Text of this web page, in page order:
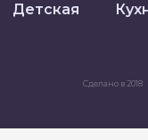
Детская
Сделано в 2018